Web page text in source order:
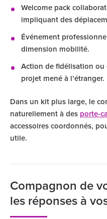
Welcome pack
impliquant des
Événement
dimension mobilité.
Action de fidélisation ou
projet mené à l’étranger.
Dans un kit plus large, le
naturellement à des porte-
accessoires coordonnés,
utile.
Compagnon de
les réponses à